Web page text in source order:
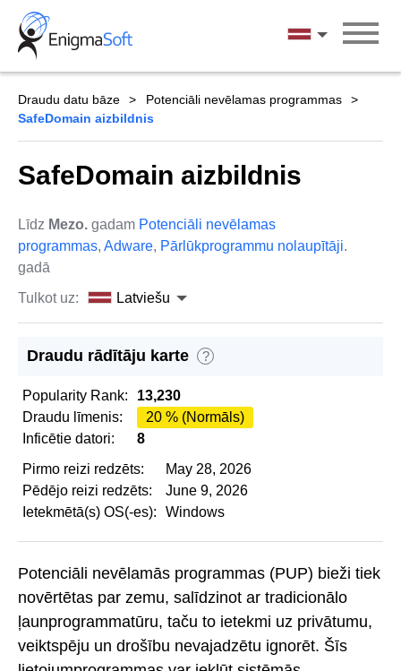
Skip
content
Latviešu
Draudu datu bāze
Potenciāli nevēlamas programmas
SafeDomain aizbildnis
SafeDomain aizbildnis
Līdz Mezo. gadam Potenciāli nevēlamas
programmas, Adware, Pārlūkprogrammu nolaupītāji.
gadā
Tulkot uz:
Latviešu
Draudu rādītāju karte ?
Popularity Rank:
13,230
Draudu līmenis:
20 % (Normāls)
Inficētie datori:
8
Pirmo reizi redzēts:
May 28, 2026
Pēdējo reizi redzēts:
June 9, 2026
Ietekmētā(s) OS(-es):
Windows
Potenciāli nevēlamās programmas (PUP) bieži tiek
novērtētas par zemu, salīdzinot ar tradicionālo
ļaunprogrammatūru, taču to ietekmi uz privātumu,
veiktspēju un drošību nevajadzētu ignorēt. Šīs